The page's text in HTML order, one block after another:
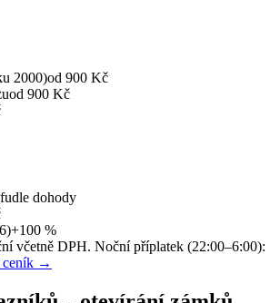
2000)od 900 Kč
od 900 Kč
dle dohody
+100 %
včetně DPH. Noční příplatek (22:00–6:00):
ceník →